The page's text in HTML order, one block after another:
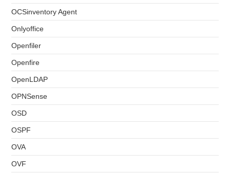
OCSinventory Agent
Onlyoffice
Openfiler
Openfire
OpenLDAP
OPNSense
OSD
OSPF
OVA
OVF